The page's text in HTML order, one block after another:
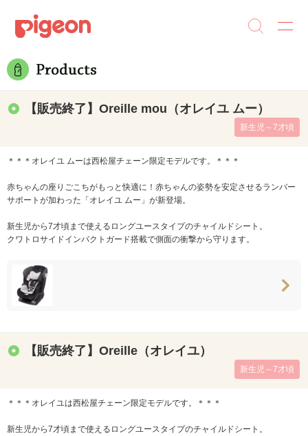
【販売終了】Oreille mou（オレイユ ムー）
新生児～7才頃
＊＊＊オレイユ ムーは西松屋チェーン限定モデルです。＊＊＊
赤ちゃんの座りごこちがもっと快適に！赤ちゃんの姿勢を安定させるランバー
サポートが加わった「オレイユ ムー」が新登場。
新生児から7才頃まで使えるロングユースタイプのチャイルドシート。
クワトロサイドインパクトガード搭載で側面の衝撃から守ります。
【販売終了】Oreille（オレイユ）
新生児～7才頃
＊＊＊オレイユは西松屋チェーン限定モデルです。＊＊＊
新生児から7才頃まで使えるロングユースタイプのチャイルドシート。